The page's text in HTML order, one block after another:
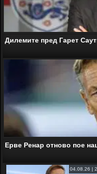
Дилемите пред Гарет
Ерве Ренар отново пое
04.08.26 |